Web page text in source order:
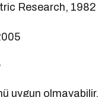
Research, 1982
uygun olmayabilir.